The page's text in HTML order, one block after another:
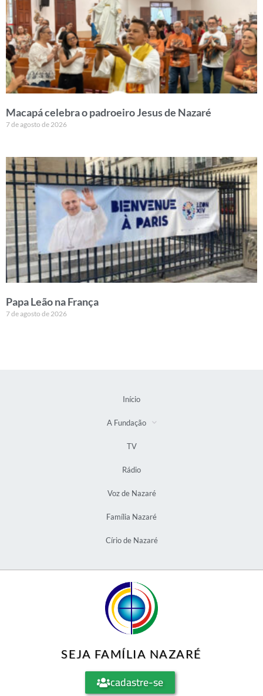
Macapá celebra o padroeiro Jesus de Nazaré
7 de agosto de 2026
Papa Leão na França
7 de agosto de 2026
Início
A Fundação
TV
Rádio
Voz de Nazaré
Família Nazaré
Círio de Nazaré
SEJA FAMÍLIA NAZARÉ
cadastre-se